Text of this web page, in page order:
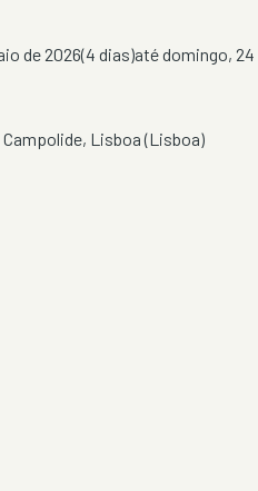
de 2026(4 dias)atédomingo, 24
Campolide, Lisboa(Lisboa)